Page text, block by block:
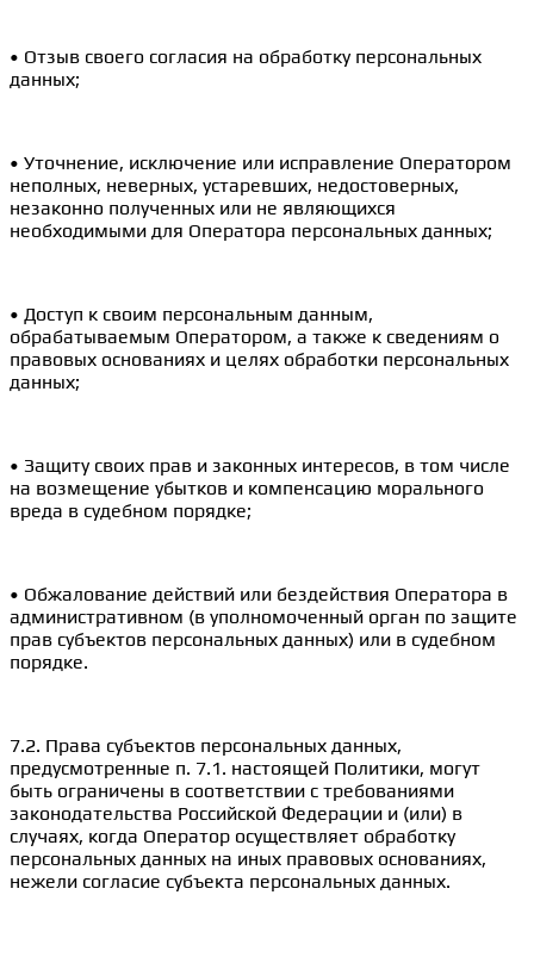
• Отзыв своего согласия на обработку персональных
данных;
• Уточнение, исключение или исправление Оператором
неполных, неверных, устаревших, недостоверных,
незаконно полученных или не являющихся
необходимыми для Оператора персональных данных;
• Доступ к своим персональным данным,
обрабатываемым Оператором, а также к сведениям о
правовых основаниях и целях обработки персональных
данных;
• Защиту своих прав и законных интересов, в том числе
на возмещение убытков и компенсацию морального
вреда в судебном порядке;
• Обжалование действий или бездействия Оператора в
административном (в уполномоченный орган по защите
прав субъектов персональных данных) или в судебном
порядке.
7.2. Права субъектов персональных данных,
предусмотренные п. 7.1. настоящей Политики, могут
быть ограничены в соответствии с требованиями
законодательства Российской Федерации и (или) в
случаях, когда Оператор осуществляет обработку
персональных данных на иных правовых основаниях,
нежели согласие субъекта персональных данных.